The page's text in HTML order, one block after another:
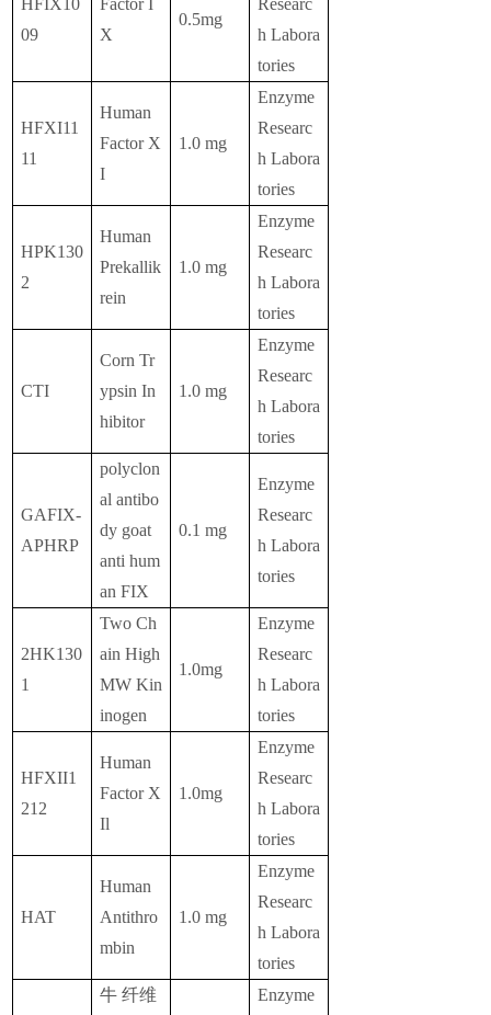
HFIX10
09
Factor I
X
0.5mg
Researc
h Labora
tories
HFXI11
11
Human
Factor X
I
1.0 mg
Enzyme
Researc
h Labora
tories
HPK130
2
Human
Prekallik
rein
1.0 mg
Enzyme
Researc
h Labora
tories
CTI
Corn Tr
ypsin In
hibitor
1.0 mg
Enzyme
Researc
h Labora
tories
GAFIX-
APHRP
polyclon
al antibo
dy goat
anti hum
an FIX
0.1 mg
Enzyme
Researc
h Labora
tories
2HK130
1
Two Ch
ain High
MW Kin
inogen
1.0mg
Enzyme
Researc
h Labora
tories
HFXII1
212
Human
Factor X
Il
1.0mg
Enzyme
Researc
h Labora
tories
HAT
Human
Antithro
mbin
1.0 mg
Enzyme
Researc
h Labora
tories
牛 纤维
Enzyme